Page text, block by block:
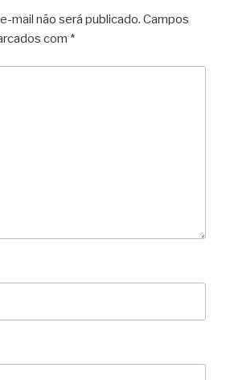
mail não será publicado. Campos
com *